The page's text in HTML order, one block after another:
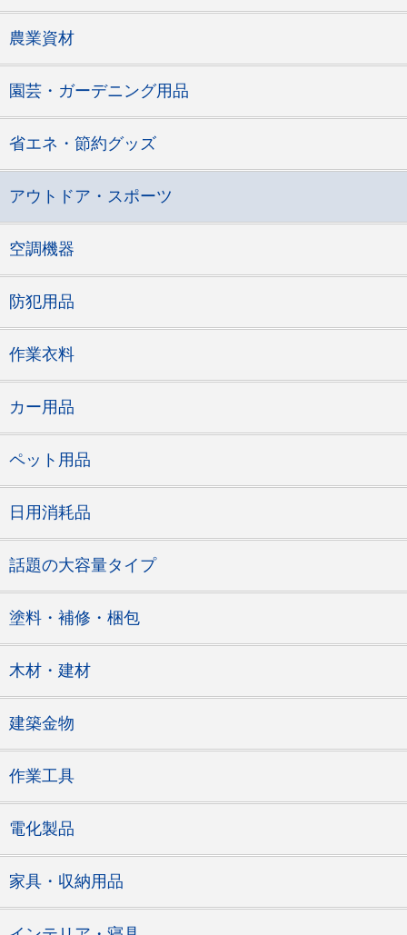
農業資材
園芸・ガーデニング用品
省エネ・節約グッズ
アウトドア・スポーツ
空調機器
防犯用品
作業衣料
カー用品
ペット用品
日用消耗品
話題の大容量タイプ
塗料・補修・梱包
木材・建材
建築金物
作業工具
電化製品
家具・収納用品